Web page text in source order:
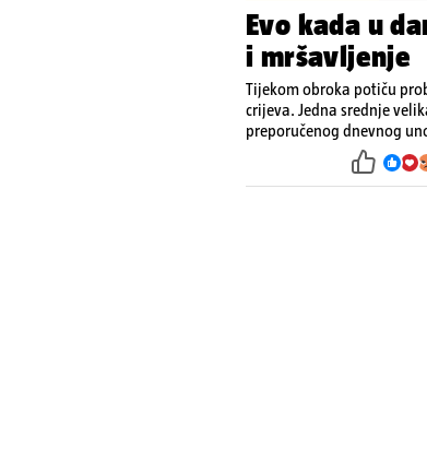
Evo kada u
i mršavljenje
Tijekom obroka potiču
crijeva. Jedna srednje
preporučenog dnevnog